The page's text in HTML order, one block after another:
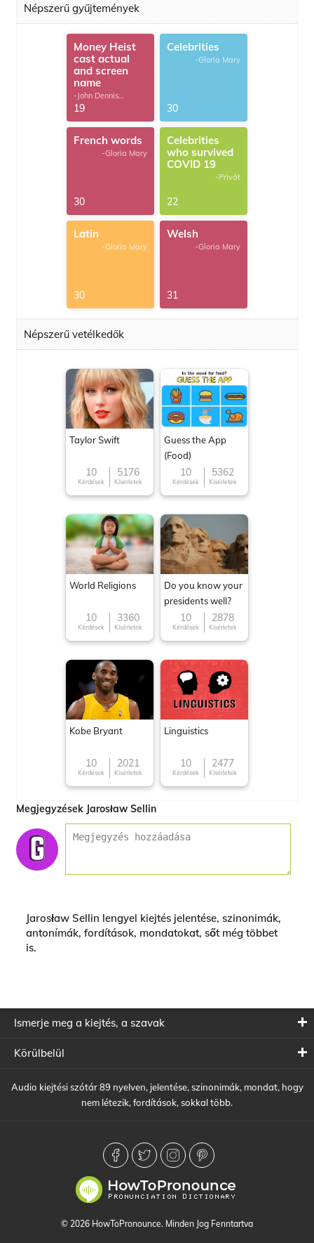
Népszerű gyűjtemények
Money Heist
cast actual
and screen
name
-John Dennis
G.Thomas
19
Celebrities
-Gloria Mary
30
French words
-Gloria Mary
30
Celebrities
who survived
COVID 19
-Privát
22
Latin
-Gloria Mary
30
Welsh
-Gloria Mary
31
Népszerű vetélkedők
Taylor Swift
10
Kérdések
5176
Kísérletek
Guess the App
(Food)
10
Kérdések
5362
Kísérletek
World Religions
10
Kérdések
3360
Kísérletek
Do you know your
presidents well?
10
Kérdések
2878
Kísérletek
Kobe Bryant
10
Kérdések
2021
Kísérletek
Linguistics
10
Kérdések
2477
Kísérletek
Megjegyzések Jarosław Sellin
Jarosław Sellin lengyel kiejtés jelentése, szinonimák,
antonímák, fordítások, mondatokat, sőt még többet
is.
Ismerje meg a kiejtés, a szavak
Körülbelül
Audio kiejtési szótár 89 nyelven, jelentése, szinonimák, mondat, hogy
nem létezik, fordítások, sokkal több.
© 2026 HowToPronounce. Minden Jog Fenntartva